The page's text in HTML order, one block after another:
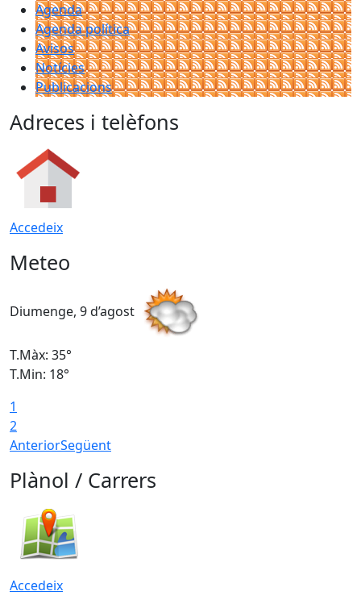
Agenda
Agenda política
Avisos
Notícies
Publicacions
Adreces i telèfons
Accedeix
Meteo
Diumenge, 9 d’agost
T.Màx: 35°
T.Min: 18°
1
2
AnteriorSegüent
Plànol / Carrers
Accedeix